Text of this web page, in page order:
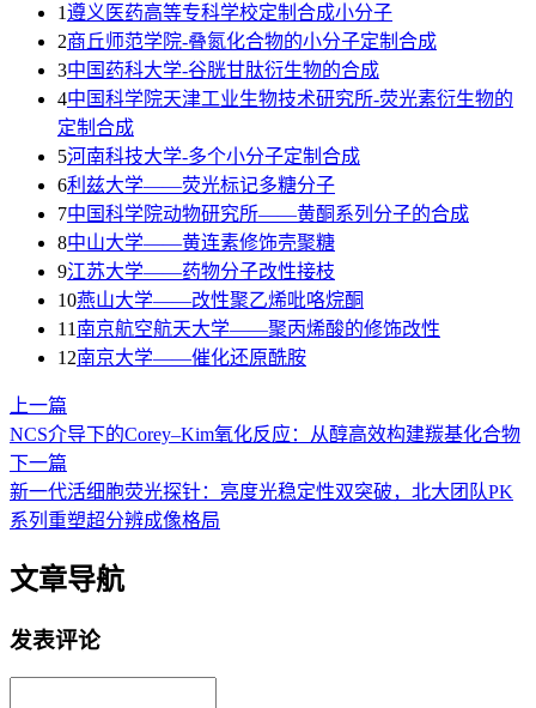
1遵义医药高等专科学校定制合成小分子
2商丘师范学院-叠氮化合物的小分子定制合成
3​中国药科大学-谷胱甘肽衍生物的合成
4中国科学院天津工业生物技术研究所-荧光素衍生物的
定制合成
5河南科技大学-多个小分子定制合成
6利兹大学——荧光标记多糖分子
7中国科学院动物研究所——黄酮系列分子的合成
8中山大学——黄连素修饰壳聚糖
9江苏大学——药物分子改性接枝
10燕山大学——改性聚乙烯吡咯烷酮
11 南京航空航天大学——聚丙烯酸的修饰改性
12南京大学——催化还原酰胺
上一篇
NCS介导下的Corey–Kim氧化反应：从醇高效构建羰基化合物
下一篇
新一代活细胞荧光探针：亮度光稳定性双突破，北大团队PK
系列重塑超分辨成像格局
文章导航
发表评论